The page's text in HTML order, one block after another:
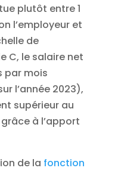
plutôt entre 1
l’employeur et
de
C, le salaire net
par mois
l’année 2023),
supérieur au
à l’apport
de la fonction